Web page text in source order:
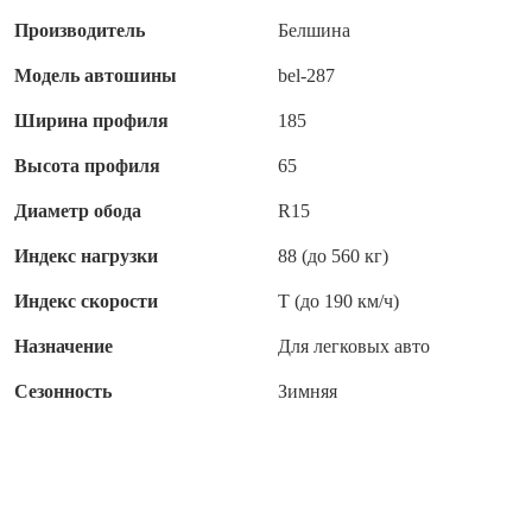
Производитель Белшина
Модель автошины bel-287
Ширина профиля 185
Высота профиля 65
Диаметр обода R15
Индекс нагрузки 88 (до 560 кг)
Индекс скорости T (до 190 км/ч)
Назначение Для легковых авто
Сезонность Зимняя